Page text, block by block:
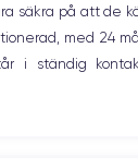
Oui,
Type
säkra på att de
med 24
i ständig